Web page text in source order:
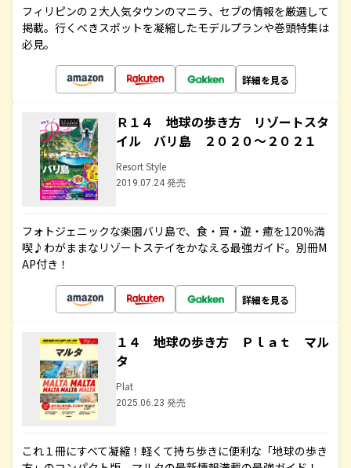
フィリピンの２大人気タウンのマニラ、セブの情報を厳選して
掲載。行くべきスポットを凝縮したモデルプランや巻頭特集は
必見。
詳細を見る
Ｒ１４ 地球の歩き方 リゾートスタ
イル バリ島 ２０２０～２０２１
Resort Style
2019.07.24 発売
フォトジェニックな楽園バリ島で、食・買・遊・癒を120％満
喫♪わがままなリゾートステイをかなえる最強ガイド。別冊M
AP付き！
詳細を見る
１４ 地球の歩き方 Ｐｌａｔ マル
タ
Plat
2025.06.23 発売
これ１冊にすべて凝縮！軽くて持ち歩きに便利な「地球の歩き